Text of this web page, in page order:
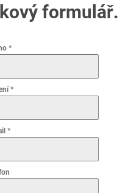
formulář.
*
*
*